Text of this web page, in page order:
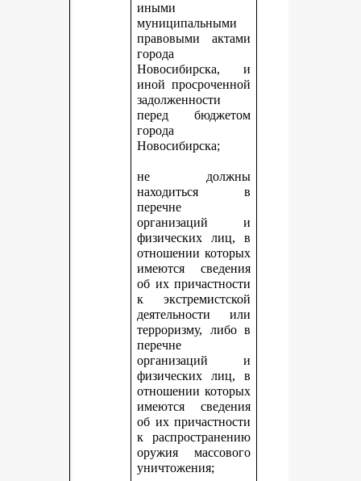
иными
муниципальными
правовыми актами
города
Новосибирска, и
иной просроченной
задолженности
перед бюджетом
города
Новосибирска;
не должны
находиться в
перечне
организаций и
физических лиц, в
отношении которых
имеются сведения
об их причастности
к экстремистской
деятельности или
терроризму, либо в
перечне
организаций и
физических лиц, в
отношении которых
имеются сведения
об их причастности
к распространению
оружия массового
уничтожения;